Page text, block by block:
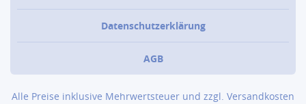
Datenschutzerklärung
AGB
Alle Preise inklusive Mehrwertsteuer und zzgl. Versandkosten